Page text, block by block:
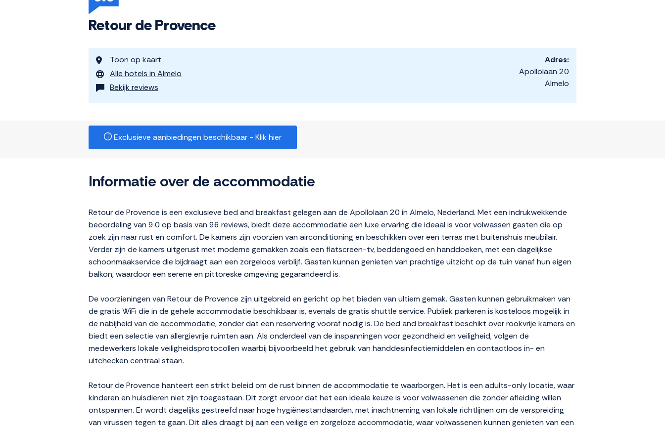
Retour de Provence
Toon op kaart
Alle hotels in Almelo
Bekijk reviews
Adres:
Apollolaan 20
Almelo
Exclusieve aanbiedingen beschikbaar - Klik hier
Informatie over de accommodatie
Retour de Provence is een exclusieve bed and breakfast gelegen aan de Apollolaan 20 in Almelo, Nederland. Met een indrukwekkende
beoordeling van 9.0 op basis van 96 reviews, biedt deze accommodatie een luxe ervaring die ideaal is voor volwassen gasten die op
zoek zijn naar rust en comfort. De kamers zijn voorzien van airconditioning en beschikken over een terras met buitenshuis meubilair.
Verder zijn de kamers uitgerust met moderne gemakken zoals een flatscreen-tv, beddengoed en handdoeken, met een dagelijkse
schoonmaakservice die bijdraagt aan een zorgeloos verblijf. Gasten kunnen genieten van prachtige uitzicht op de tuin vanaf hun eigen
balkon, waardoor een serene en pittoreske omgeving gegarandeerd is.
De voorzieningen van Retour de Provence zijn uitgebreid en gericht op het bieden van ultiem gemak. Gasten kunnen gebruikmaken van
de gratis WiFi die in de gehele accommodatie beschikbaar is, evenals de gratis shuttle service. Publiek parkeren is kosteloos mogelijk in
de nabijheid van de accommodatie, zonder dat een reservering vooraf nodig is. De bed and breakfast beschikt over rookvrije kamers en
biedt een selectie van allergievrije ruimten aan. Als onderdeel van de inspanningen voor gezondheid en veiligheid, volgen de
medewerkers lokale veiligheidsprotocollen waarbij bijvoorbeeld het gebruik van handdesinfectiemiddelen en contactloos in- en
uitchecken centraal staan.
Retour de Provence hanteert een strikt beleid om de rust binnen de accommodatie te waarborgen. Het is een adults-only locatie, waar
kinderen en huisdieren niet zijn toegestaan. Dit zorgt ervoor dat het een ideale keuze is voor volwassenen die zonder afleiding willen
ontspannen. Er wordt dagelijks gestreefd naar hoge hygiënestandaarden, met inachtneming van lokale richtlijnen om de verspreiding
van virussen tegen te gaan. Dit alles draagt bij aan een veilige en zorgeloze accommodatie, waar volwassenen kunnen genieten van een